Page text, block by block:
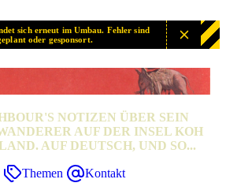
sich erneut im Umbau. Fehler sind
oder gesponsort.
SAMUI!
NOTIZEN ÜBER SEIN
AUF DER INSEL KOH
AUF DEUTSCH, UND SO...
Themen Kontakt